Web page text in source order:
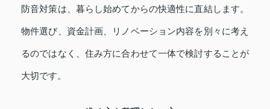
防音対策は、暮らし始めてからの快適性に直結します。
物件選び、資金計画、リノベーション内容を別々に考え
るのではなく、住み方に合わせて一体で検討することが
大切です。